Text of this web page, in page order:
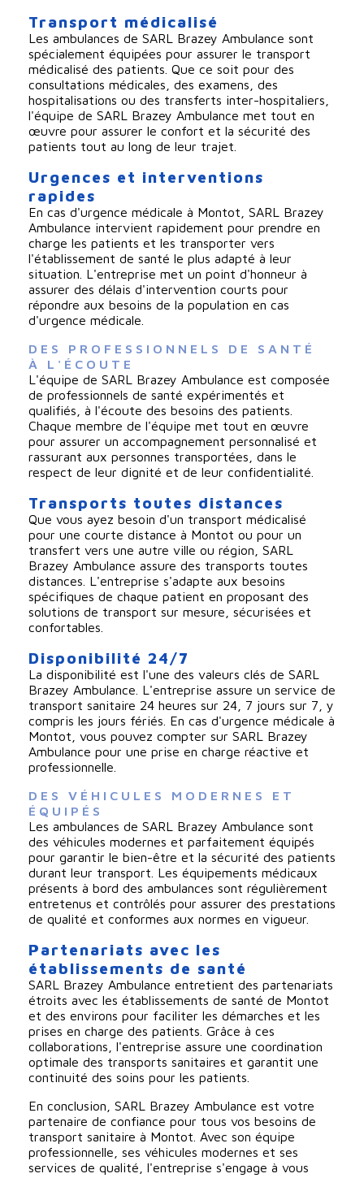
Transport médicalisé
Les ambulances de SARL Brazey Ambulance sont
spécialement équipées pour assurer le transport
médicalisé des patients. Que ce soit pour des
consultations médicales, des examens, des
hospitalisations ou des transferts inter-hospitaliers,
l'équipe de SARL Brazey Ambulance met tout en
œuvre pour assurer le confort et la sécurité des
patients tout au long de leur trajet.
Urgences et interventions
rapides
En cas d'urgence médicale à Montot, SARL Brazey
Ambulance intervient rapidement pour prendre en
charge les patients et les transporter vers
l'établissement de santé le plus adapté à leur
situation. L'entreprise met un point d'honneur à
assurer des délais d'intervention courts pour
répondre aux besoins de la population en cas
d'urgence médicale.
DES PROFESSIONNELS DE SANTÉ
À L'ÉCOUTE
L'équipe de SARL Brazey Ambulance est composée
de professionnels de santé expérimentés et
qualifiés, à l'écoute des besoins des patients.
Chaque membre de l'équipe met tout en œuvre
pour assurer un accompagnement personnalisé et
rassurant aux personnes transportées, dans le
respect de leur dignité et de leur confidentialité.
Transports toutes distances
Que vous ayez besoin d'un transport médicalisé
pour une courte distance à Montot ou pour un
transfert vers une autre ville ou région, SARL
Brazey Ambulance assure des transports toutes
distances. L'entreprise s'adapte aux besoins
spécifiques de chaque patient en proposant des
solutions de transport sur mesure, sécurisées et
confortables.
Disponibilité 24/7
La disponibilité est l'une des valeurs clés de SARL
Brazey Ambulance. L'entreprise assure un service de
transport sanitaire 24 heures sur 24, 7 jours sur 7, y
compris les jours fériés. En cas d'urgence médicale à
Montot, vous pouvez compter sur SARL Brazey
Ambulance pour une prise en charge réactive et
professionnelle.
DES VÉHICULES MODERNES ET
ÉQUIPÉS
Les ambulances de SARL Brazey Ambulance sont
des véhicules modernes et parfaitement équipés
pour garantir le bien-être et la sécurité des patients
durant leur transport. Les équipements médicaux
présents à bord des ambulances sont régulièrement
entretenus et contrôlés pour assurer des prestations
de qualité et conformes aux normes en vigueur.
Partenariats avec les
établissements de santé
SARL Brazey Ambulance entretient des partenariats
étroits avec les établissements de santé de Montot
et des environs pour faciliter les démarches et les
prises en charge des patients. Grâce à ces
collaborations, l'entreprise assure une coordination
optimale des transports sanitaires et garantit une
continuité des soins pour les patients.
En conclusion, SARL Brazey Ambulance est votre
partenaire de confiance pour tous vos besoins de
transport sanitaire à Montot. Avec son équipe
professionnelle, ses véhicules modernes et ses
services de qualité, l'entreprise s'engage à vous